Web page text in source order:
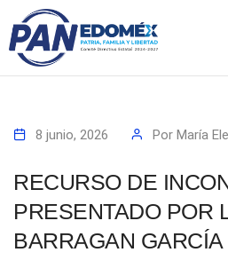
8 junio, 2026 Por María
RECURSO DE
PRESENTADO POR
BARRAGAN GARCÍA